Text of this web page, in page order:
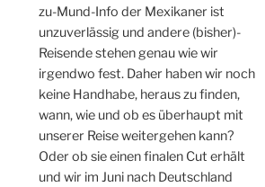
zu-Mund-Info der Mexikaner ist
unzuverlässig und andere (bisher)-
Reisende stehen genau wie wir
irgendwo fest. Daher haben wir noch
keine Handhabe, heraus zu finden,
wann, wie und ob es überhaupt mit
unserer Reise weitergehen kann?
Oder ob sie einen finalen Cut erhält
und wir im Juni nach Deutschland